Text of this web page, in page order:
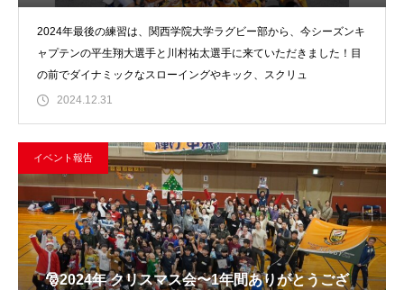
2024年最後の練習は、関西学院大学ラグビー部から、今シーズンキ
ャプテンの平生翔大選手と川村祐太選手に来ていただきました！目
の前でダイナミックなスローイングやキック、スクリュ
2024.12.31
イベント報告
🎅2024年 クリスマス会〜1年間ありがとうござ